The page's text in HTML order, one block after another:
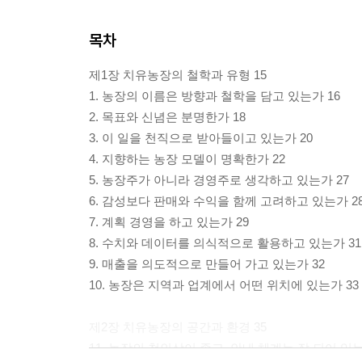
목차
제1장 치유농장의 철학과 유형 15
1. 농장의 이름은 방향과 철학을 담고 있는가 16
2. 목표와 신념은 분명한가 18
3. 이 일을 천직으로 받아들이고 있는가 20
4. 지향하는 농장 모델이 명확한가 22
5. 농장주가 아니라 경영주로 생각하고 있는가 27
6. 감성보다 판매와 수익을 함께 고려하고 있는가
7. 계획 경영을 하고 있는가 29
8. 수치와 데이터를 의식적으로 활용하고 있는가 31
9. 매출을 의도적으로 만들어 가고 있는가 32
10. 농장은 지역과 업계에서 어떤 위치에 있는가 33
11. 농장의 첫인상이 좋고, 안내 체계는 잘 되어 있